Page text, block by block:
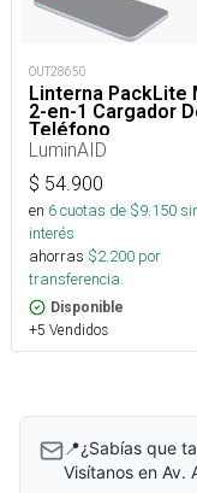
OUT28650
Linterna PackLite
2-en-1 Cargador
Teléfono
LuminAID
$ 54.900
en 6cuotas de $9.150
interés
ahorras $2.200 por
transferencia.
Disponible
+5 Vendidos
📍¿Sabías que
Visítanos en Av.